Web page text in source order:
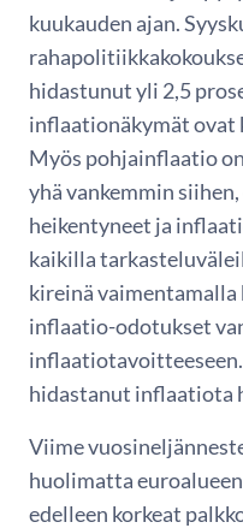
kuukauden ajan.
hidastunut yli 2,5
inflaationäkymät
Myös pohjainflaatio
yhä vankemmin
heikentyneet ja
kaikilla
kireinä
inflaatio-odotukset
hidastanut inflaatiota
Viime
huolimatta
edelleen korkeat